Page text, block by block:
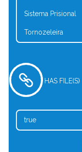
Sistema Prisional
Tornozeleira
HAS FILE(S)
true